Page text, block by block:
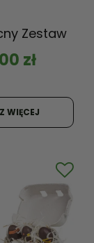
Zestaw
zł
WIĘCEJ